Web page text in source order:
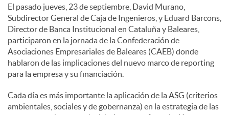
n
t
e
El pasado jueves, 23 de septiembre, David Murano,
Subdirector General de Caja de Ingenieros, y Eduard Barcons,
Director de Banca Institucional en Cataluña y Baleares,
participaron en la jornada de la Confederación de
Asociaciones Empresariales de Baleares (CAEB) donde
hablaron de las implicaciones del nuevo marco de reporting
para la empresa y su financiación.
Cada día es más importante la aplicación de la ASG (criterios
ambientales, sociales y de gobernanza) en la estrategia de las